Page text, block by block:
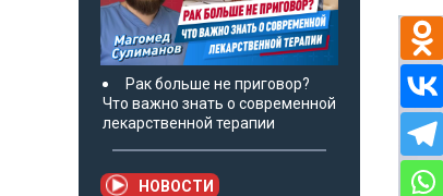
Рак больше не приговор?
Что важно знать о современной
лекарственной терапии
НОВОСТИ